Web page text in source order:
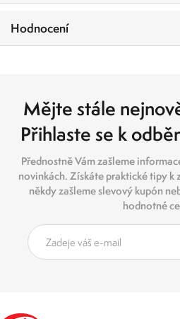
Hodnocení
Mějte stále
Přihlaste se k
Přednostně Vám zašleme
novinkách. Získáte praktické tipy k
někdy zašleme slevový kupón
hodnotné